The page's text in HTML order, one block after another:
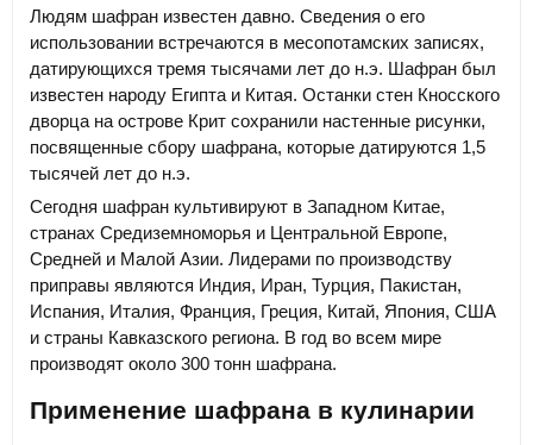
Людям шафран известен давно. Сведения о его
использовании встречаются в месопотамских записях,
датирующихся тремя тысячами лет до н.э. Шафран был
известен народу Египта и Китая. Останки стен Кносского
дворца на острове Крит сохранили настенные рисунки,
посвященные сбору шафрана, которые датируются 1,5
тысячей лет до н.э.
Сегодня шафран культивируют в Западном Китае,
странах Средиземноморья и Центральной Европе,
Средней и Малой Азии. Лидерами по производству
приправы являются Индия, Иран, Турция, Пакистан,
Испания, Италия, Франция, Греция, Китай, Япония, США
и страны Кавказского региона. В год во всем мире
производят около 300 тонн шафрана.
Применение шафрана в кулинарии